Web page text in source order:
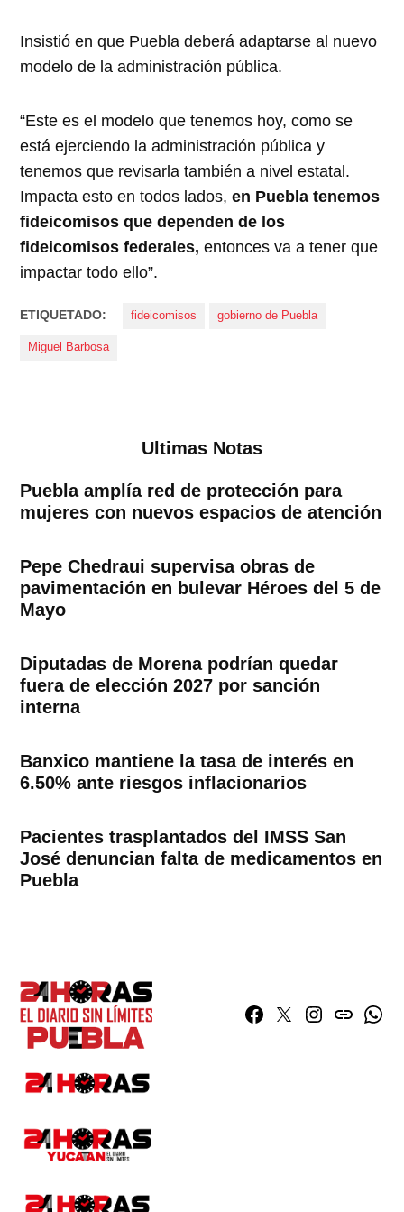
Insistió en que Puebla deberá adaptarse al nuevo
modelo de la administración pública.
“Este es el modelo que tenemos hoy, como se
está ejerciendo la administración pública y
tenemos que revisarla también a nivel estatal.
Impacta esto en todos lados,en Puebla tenemos
fideicomisos que dependen de los
fideicomisos federales, entonces va a tener que
impactar todo ello”.
ETIQUETADO: fideicomisos gobierno de Puebla
Miguel Barbosa
Ultimas Notas
Puebla amplía red de protección para
mujeres con nuevos espacios de atención
Pepe Chedraui supervisa obras de
pavimentación en bulevar Héroes del 5 de
Mayo
Diputadas de Morena podrían quedar
fuera de elección 2027 por sanción
interna
Banxico mantiene la tasa de interés en
6.50% ante riesgos inflacionarios
Pacientes trasplantados del IMSS San
José denuncian falta de medicamentos en
Puebla
Facebook
TwitterInstagram
issuu